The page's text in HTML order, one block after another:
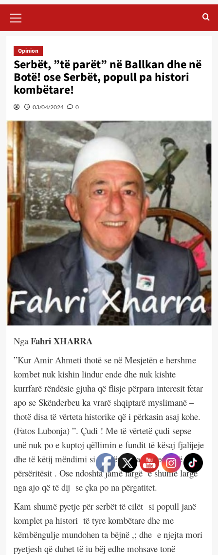
Menu
Opinion
Serbët, ”të parët” në Ballkan dhe në
Botë! ose Serbët, popull pa histori
kombëtare!
03/04/2024 0
Nga Fahri XHARRA
”Kur Amir Ahmeti thotë se në Mesjetën e hershme
kombet nuk kishin lindur ende dhe nuk kishte
kurrfarë rëndësie gjuha që flisje përpara interesit fetar
apo se Skënderbeu ka vrarë shqiptarë myslimanë –
thotë disa të vërteta historike që i përkasin asaj kohe.
(Fatos Lubonja) ”. Çudi ! Me të vërtetë çudi sepse
unë nuk po e kuptoj qëllimin e fundit të kësaj fjalijeje
dhe të këtij mëndimi si të thënësit ashtu edhe të
përsëritësit . Ose ndoshta jamë largë e shumë largë
nga ajo që të dij se çka po na përgatitet.
Kam shumë pyetje për serbët të cilët si popull janë
komplet pa histori të tyre kombëtare dhe me
këmbëngulje mundohen ta bëjnë ,; dhe e njejta mori
pyetjesh që duhet të iu bëj edhe mohsave tonë